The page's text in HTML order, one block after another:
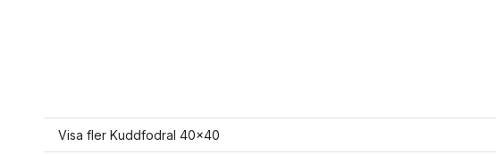
Visa fler Kuddfodral 40x40